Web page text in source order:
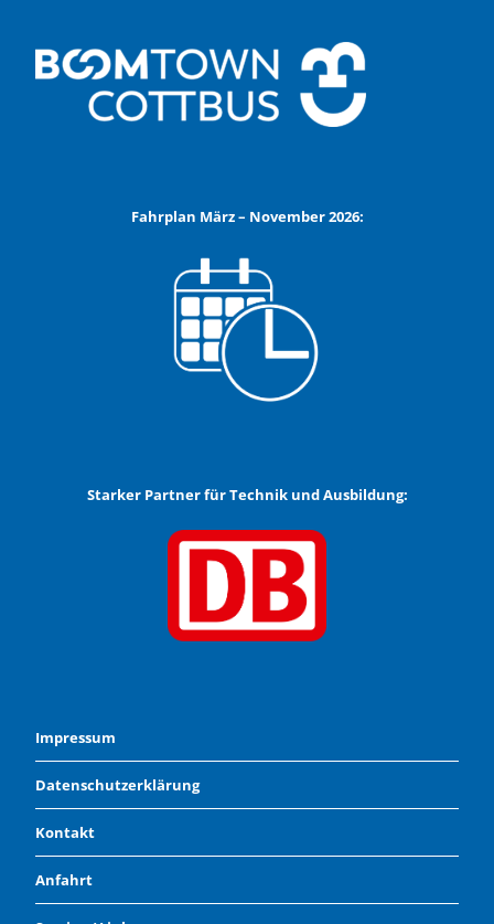
Fahrplan März – November 2026:
Starker Partner für Technik und Ausbildung:
Impressum
Datenschutzerklärung
Kontakt
Anfahrt